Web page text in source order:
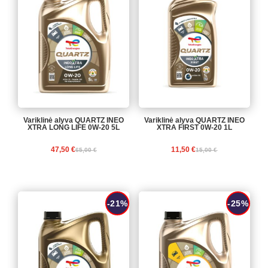
63,00 €.
51,00 €. 16,00 €.
11,90 €.
Variklinė alyva QUARTZ INEO
XTRA LONG LIFE 0W-20 5L
65,00€
Original
65,00 €.
47,50 €Current
47,50 €.
Variklinė alyva QUARTZ INEO
XTRA FIRST 0W-20 1L
15,00€
Original
15,00 €.
11,50€Current
11,50 €.
-21% -25%